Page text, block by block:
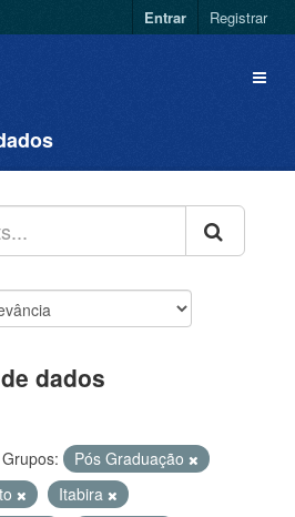
Entrar Registrar
dados
Grupos:
Pós Graduação
Itabira